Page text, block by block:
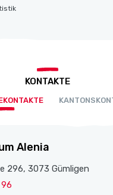
KONTAKTE
Alenia
296, 3073 Gümligen